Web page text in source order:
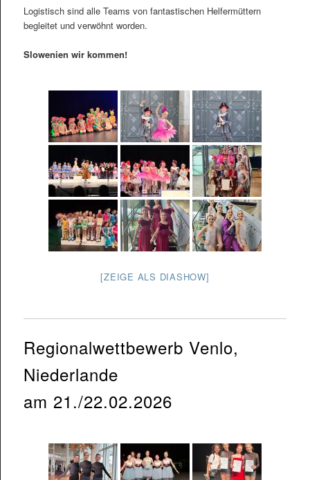
Logistisch sind alle Teams von fantastischen Helfermüttern
begleitet und verwöhnt worden.
Slowenien wir kommen!
[ZEIGE ALS DIASHOW]
Regionalwettbewerb Venlo,
Niederlande
am 21./22.02.2026